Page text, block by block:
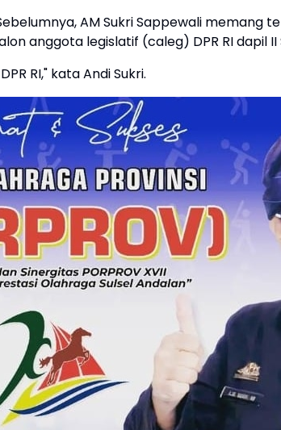
AM Sukri Sappewali memang
anggota legislatif (caleg) DPR RI dapil II
RI," kata Andi Sukri.